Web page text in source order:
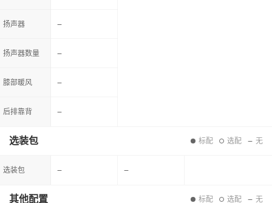
扬声器
扬声器数量
膝部暖风
后排靠背
选装包 标配 选配 无
选装包
其他配置 标配 选配 无